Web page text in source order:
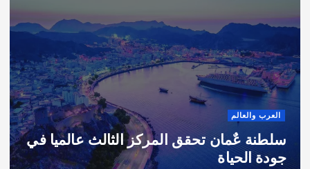
عٌمان تحقق المركز الثالث عالميا في
الحياة
((.